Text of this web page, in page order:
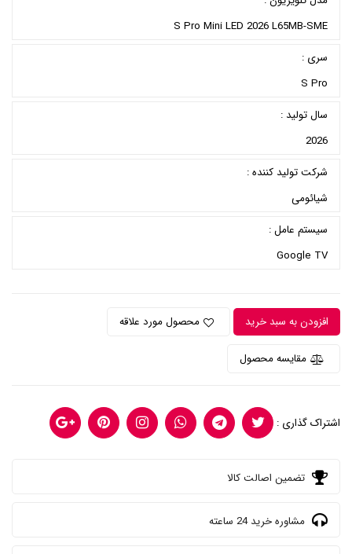
S Pro Mini LED 2026 L65MB-SME
سری :
S Pro
سال تولید :
2026
شرکت تولید کننده :
شیائومی
سیستم عامل :
Google TV
افزودن به سبد خرید محصول مورد علاقه
مقایسه محصول
اشتراک گذاری :
تضمین اصالت کالا
مشاوره خرید 24 ساعته